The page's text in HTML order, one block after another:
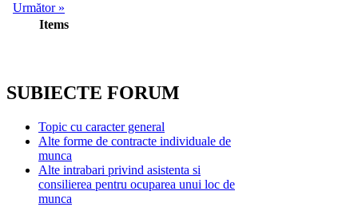
Următor »
Items
SUBIECTE FORUM
Topic cu caracter general
Alte forme de contracte individuale de
munca
Alte intrabari privind asistenta si
consilierea pentru ocuparea unui loc de
munca